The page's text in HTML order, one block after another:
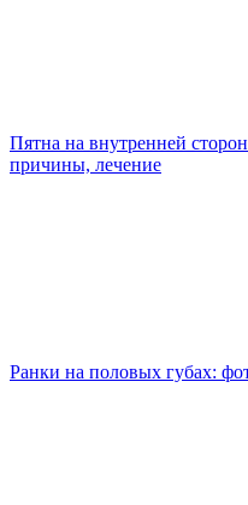
Пятна на внутренней
причины, лечение
Ранки на половых губах: